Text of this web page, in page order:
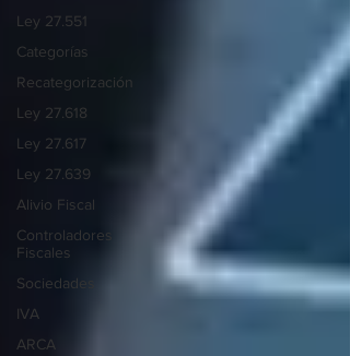
Ley 27.551
Categorías
Recategorización
Ley 27.618
Ley 27.617
Ley 27.639
Alivio Fiscal
Controladores
Fiscales
Sociedades
IVA
ARCA